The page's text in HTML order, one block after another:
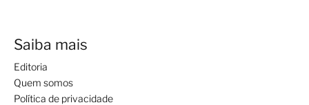
Saiba mais
Editoria
Quem somos
Política de privacidade